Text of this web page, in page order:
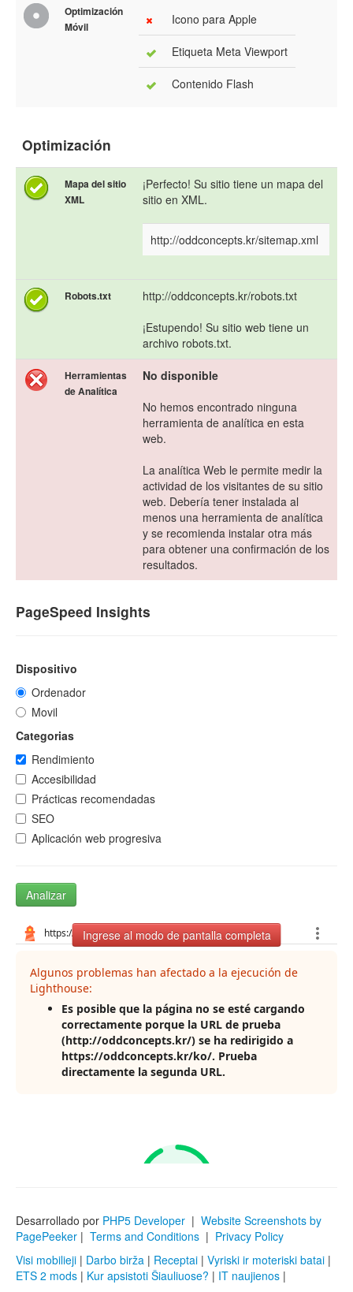
Optimización
Móvil
Icono para Apple
Etiqueta Meta Viewport
Contenido Flash
Optimización
Mapa del sitio
XML
¡Perfecto! Su sitio tiene un mapa del
sitio en XML.
http://oddconcepts.kr/sitemap.xml
Robots.txt
http://oddconcepts.kr/robots.txt
¡Estupendo! Su sitio web tiene un
archivo robots.txt.
Herramientas
de Analítica
No disponible
No hemos encontrado ninguna
herramienta de analítica en esta
web.
La analítica Web le permite medir la
actividad de los visitantes de su sitio
web. Debería tener instalada al
menos una herramienta de analítica
y se recomienda instalar otra más
para obtener una confirmación de los
resultados.
PageSpeed Insights
Dispositivo
Ordenador
Movil
Categorias
Rendimiento
Accesibilidad
Prácticas recomendadas
SEO
Aplicación web progresiva
Analizar
Ingrese al modo de pantalla completa
Desarrollado por PHP5 Developer | Website Screenshots by
PagePeeker | Terms and Conditions | Privacy Policy
Visi mobilieji | Darbo birža | Receptai | Vyriski ir moteriski batai |
ETS 2 mods | Kur apsistoti Šiauliuose? | IT naujienos |